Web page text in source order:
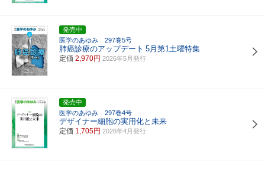
発売中
医学のあゆみ 297巻5号
肺癌診療のアップデート 5月第1土曜特集
定価 2,970円 2026年5月発行
発売中
医学のあゆみ 297巻4号
デザイナー細胞の実用化と未来
定価 1,705円 2026年4月発行